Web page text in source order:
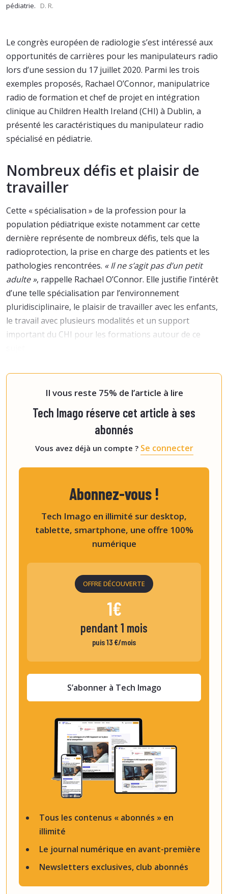
pédiatrie.
D. R.
Le congrès européen de radiologie s’est intéressé aux
opportunités de carrières pour les manipulateurs radio
lors d’une session du 17 juillet 2020. Parmi les trois
exemples proposés, Rachael O’Connor, manipulatrice
radio de formation et chef de projet en intégration
clinique au Children Health Ireland (CHI) à Dublin, a
présenté les caractéristiques du manipulateur radio
spécialisé en pédiatrie.
Nombreux défis et plaisir de
travailler
Cette « spécialisation » de la profession pour la
population pédiatrique existe notamment car cette
dernière représente de nombreux défis, tels que la
radioprotection, la prise en charge des patients et les
pathologies rencontrées. « Il ne s’agit pas d’un petit
adulte », rappelle Rachael O’Connor. Elle justifie l’intérêt
d’une telle spécialisation par l’environnement
pluridisciplinaire, le plaisir de travailler avec les enfants,
le travail avec plusieurs modalités et un support
important du CHI pour les formations autour de ce
Plus sensibles aux effets
Il vous reste 75% de l’article à lire
Tech Imago réserve cet article à ses
abonnés
Vous avez déjà un compte ? Se connecter
Tous les contenus « abonnés » en
illimité
Le journal numérique en avant-première
Newsletters exclusives, club abonnés
Abonnez-vous !
Tech Imago en illimité sur desktop,
tablette, smartphone, une offre 100%
numérique
OFFRE DÉCOUVERTE
1€
pendant 1 mois
puis 13 €/mois
S’abonner à Tech Imago